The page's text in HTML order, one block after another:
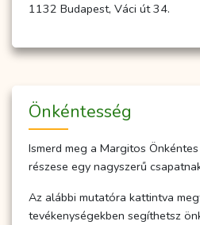
1132 Budapest, Váci út 34.
Önkéntesség
Ismerd meg a Margitos
részese egy nagyszerű
Az alábbi mutatóra kattintva
tevékenységekben segíthetsz